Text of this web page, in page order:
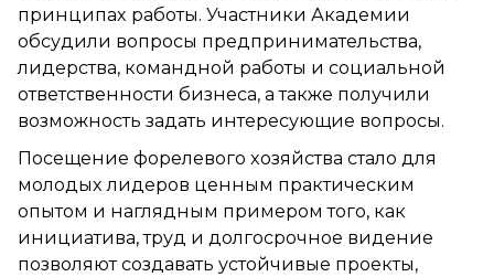
принципах работы. Участники Академии
обсудили вопросы предпринимательства,
лидерства, командной работы и социальной
ответственности бизнеса, а также получили
возможность задать интересующие вопросы.
Посещение форелевого хозяйства стало для
молодых лидеров ценным практическим
опытом и наглядным примером того, как
инициатива, труд и долгосрочное видение
позволяют создавать устойчивые проекты,